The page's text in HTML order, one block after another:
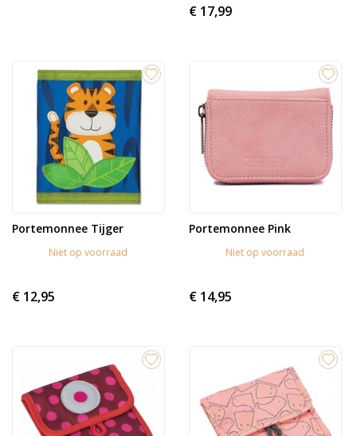
€ 17,99
Portemonnee Tijger
Niet op voorraad
€ 12,95
Portemonnee Pink
Niet op voorraad
€ 14,95